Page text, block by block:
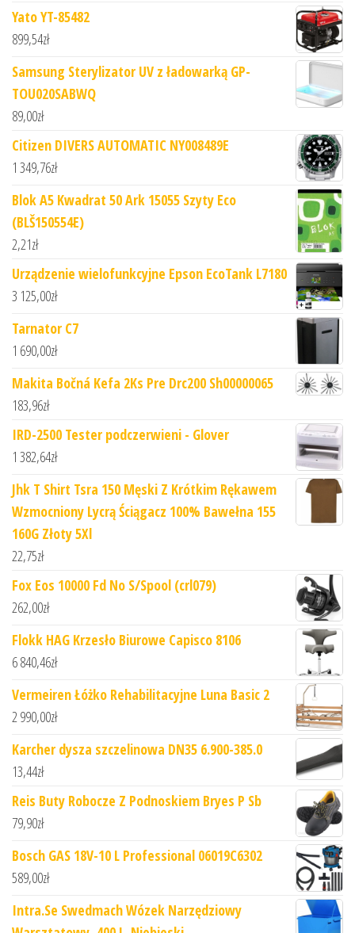
Yato YT-85482
899,54zł
Samsung Sterylizator UV z ładowarką GP-
TOU020SABWQ
89,00zł
Citizen DIVERS AUTOMATIC NY008489E
1 349,76zł
Blok A5 Kwadrat 50 Ark 15055 Szyty Eco
(BLŠ150554E)
2,21zł
Urządzenie wielofunkcyjne Epson EcoTank L7180
3 125,00zł
Tarnator C7
1 690,00zł
Makita Bočná Kefa 2Ks Pre Drc200 Sh00000065
183,96zł
IRD-2500 Tester podczerwieni - Glover
1 382,64zł
Jhk T Shirt Tsra 150 Męski Z Krótkim Rękawem
Wzmocniony Lycrą Ściągacz 100% Bawełna 155
160G Złoty 5Xl
22,75zł
Fox Eos 10000 Fd No S/Spool (crl079)
262,00zł
Flokk HAG Krzesło Biurowe Capisco 8106
6 840,46zł
Vermeiren Łóżko Rehabilitacyjne Luna Basic 2
2 990,00zł
Karcher dysza szczelinowa DN35 6.900-385.0
13,44zł
Reis Buty Robocze Z Podnoskiem Bryes P Sb
79,90zł
Bosch GAS 18V-10 L Professional 06019C6302
589,00zł
Intra.Se Swedmach Wózek Narzędziowy